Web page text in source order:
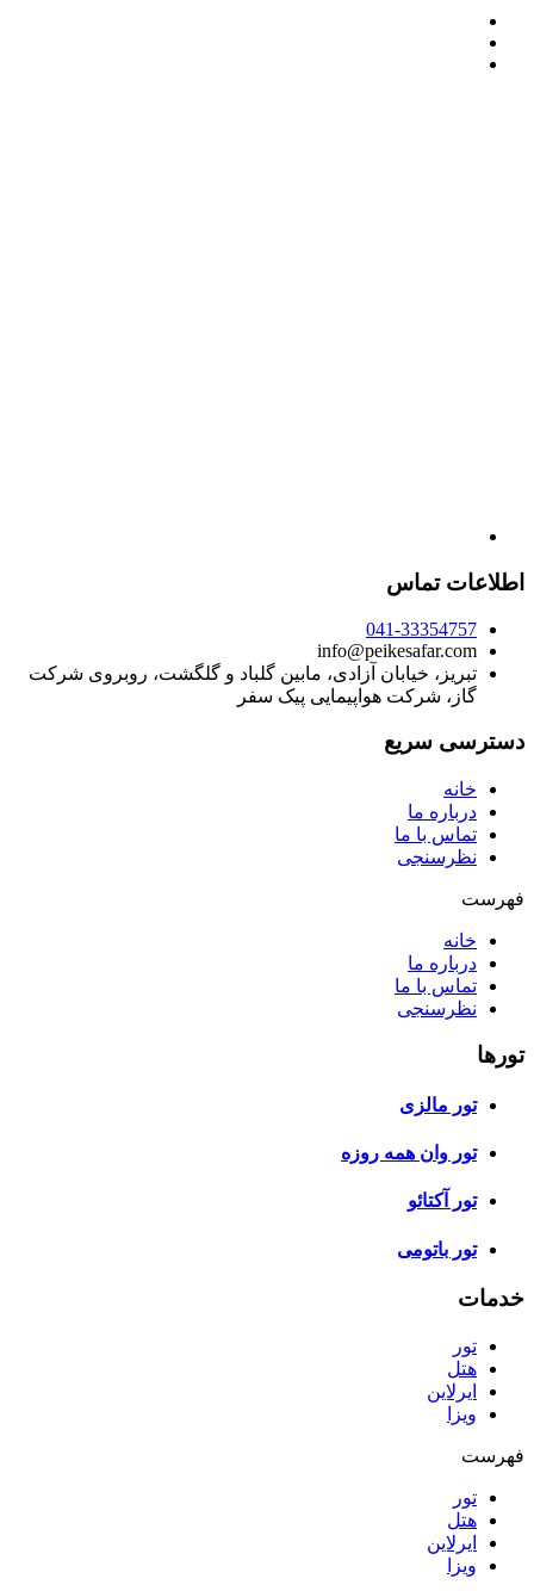
اطلاعات تماس
041-33354757
info@peikesafar.com
تبریز، خیابان آزادی، مابین گلباد و گلگشت، روبروی شرکت
گاز، شرکت هواپیمایی پیک سفر
دسترسی سریع
خانه
درباره ما
تماس با ما
نظرسنجی
فهرست
خانه
درباره ما
تماس با ما
نظرسنجی
تورها
تور مالزی
تور وان همه روزه
تور آکتائو
تور باتومی
خدمات
تور
هتل
ایرلاین
ویزا
فهرست
تور
هتل
ایرلاین
ویزا